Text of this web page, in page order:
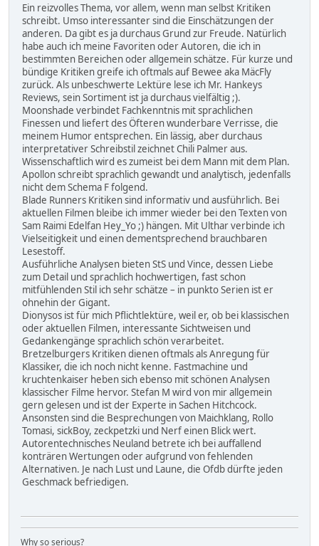
Ein reizvolles Thema, vor allem, wenn man selbst Kritiken
schreibt. Umso interessanter sind die Einschätzungen der
anderen. Da gibt es ja durchaus Grund zur Freude. Natürlich
habe auch ich meine Favoriten oder Autoren, die ich in
bestimmten Bereichen oder allgemein schätze. Für kurze und
bündige Kritiken greife ich oftmals auf Bewee aka MäcFly
zurück. Als unbeschwerte Lektüre lese ich Mr. Hankeys
Reviews, sein Sortiment ist ja durchaus vielfältig ;).
Moonshade verbindet Fachkenntnis mit sprachlichen
Finessen und liefert des Öfteren wunderbare Verrisse, die
meinem Humor entsprechen. Ein lässig, aber durchaus
interpretativer Schreibstil zeichnet Chili Palmer aus.
Wissenschaftlich wird es zumeist bei dem Mann mit dem Plan.
Apollon schreibt sprachlich gewandt und analytisch, jedenfalls
nicht dem Schema F folgend.
Blade Runners Kritiken sind informativ und ausführlich. Bei
aktuellen Filmen bleibe ich immer wieder bei den Texten von
Sam Raimi Edelfan Hey_Yo ;) hängen. Mit Ulthar verbinde ich
Vielseitigkeit und einen dementsprechend brauchbaren
Lesestoff.
Ausführliche Analysen bieten StS und Vince, dessen Liebe
zum Detail und sprachlich hochwertigen, fast schon
mitfühlenden Stil ich sehr schätze – in punkto Serien ist er
ohnehin der Gigant.
Dionysos ist für mich Pflichtlektüre, weil er, ob bei klassischen
oder aktuellen Filmen, interessante Sichtweisen und
Gedankengänge sprachlich schön verarbeitet.
Bretzelburgers Kritiken dienen oftmals als Anregung für
Klassiker, die ich noch nicht kenne. Fastmachine und
kruchtenkaiser heben sich ebenso mit schönen Analysen
klassischer Filme hervor. Stefan M wird von mir allgemein
gern gelesen und ist der Experte in Sachen Hitchcock.
Ansonsten sind die Besprechungen von Maichklang, Rollo
Tomasi, sickBoy, zeckpetzki und Nerf einen Blick wert.
Autorentechnisches Neuland betrete ich bei auffallend
konträren Wertungen oder aufgrund von fehlenden
Alternativen. Je nach Lust und Laune, die Ofdb dürfte jeden
Geschmack befriedigen.
Why so serious?